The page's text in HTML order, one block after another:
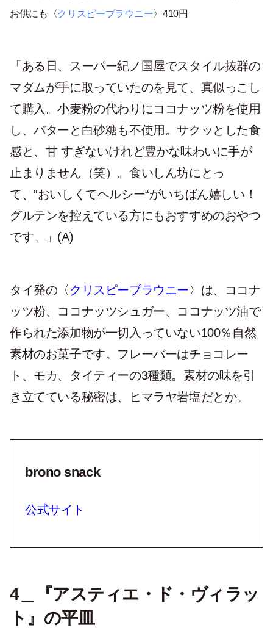
お供にも〈クリスピーブラウニー〉410円
「ある日、スーパー紀ノ国屋でスタイル抜群の
マダムが手に取っていたのを見て、真似っこし
て購入。小麦粉の代わりにココナッツ粉を使用
し、バターと白砂糖も不使用。サクッとした食
感と、甘 すぎないけれど豊かな味わいに手が
止まりません（笑）。食いしん坊にとっ
て、“おいしくてヘルシー“がいちばん嬉しい！
グルテンを控えている方にもおすすめのおやつ
です。」(A)
タイ発の〈 クリスピーブラウニー〉は、ココナ
ッツ粉、ココナッツシュガー、ココナッツ油で
作られた添加物が一切入っていない100％自然
素材のお菓子です。 フレーバーはチョコレー
ト、モカ、タイティーの3種類。素材の味を引
き立てている秘密は、ヒマラヤ岩塩だとか。
brono snack
公式サイト
4＿『アスティエ・ド・ヴィラッ
ト』の平皿